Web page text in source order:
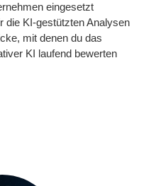
eingesetzt
die KI-gestützten Analysen
mit denen du das
KI laufend bewerten